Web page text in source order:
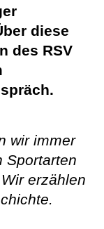
diese
des RSV
wir immer
Sportarten
erzählen